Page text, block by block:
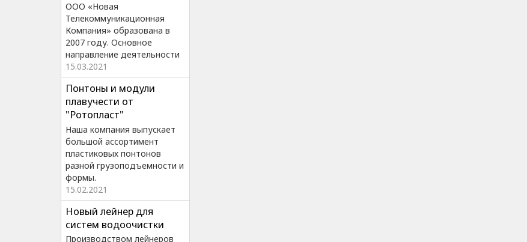
ООО «Новая
Телекоммуникационная
Компания» образована в
2007 году. Основное
направление деятельности
15.03.2021
Понтоны и модули
плавучести от
"Ротопласт"
Наша компания выпускает
большой ассортимент
пластиковых понтонов
разной грузоподъемности и
формы.
15.02.2021
Новый лейнер для
систем водоочистки
Производством лейнеров